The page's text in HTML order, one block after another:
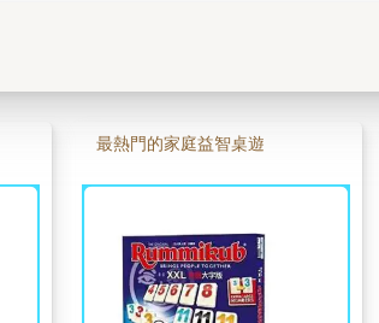
最熱門的家庭益智桌遊